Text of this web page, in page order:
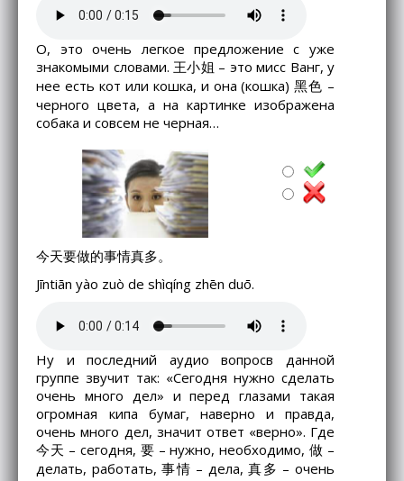
О, это очень легкое предложение с уже
знакомыми словами. 王小姐 – это мисс Ванг, у
нее есть кот или кошка, и она (кошка) 黑色 –
черного цвета, а на картинке изображена
собака и совсем не черная…
今天要做的事情真多。
Jīntiān yào zuò de shìqíng zhēn duō.
Ну и последний аудио вопросв данной
группе звучит так: «Сегодня нужно сделать
очень много дел» и перед глазами такая
огромная кипа бумаг, наверно и правда,
очень много дел, значит ответ «верно». Где
今天 – сегодня, 要 – нужно, необходимо, 做 –
делать, работать, 事情 – дела, 真多 – очень